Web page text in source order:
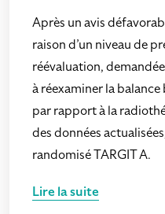
Après un avis
raison d’un niveau de
réévaluation,
à réexaminer la
par rapport à la
des données
randomisé TARGIT A.
Lire la suite